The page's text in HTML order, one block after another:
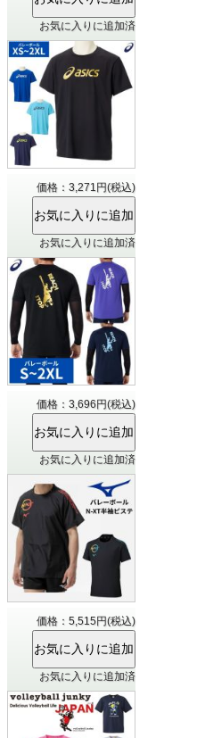
お気に入りに追加済
価格：3,271円(税込)
お気に入りに追加済
価格：3,696円(税込)
お気に入りに追加済
価格：5,515円(税込)
お気に入りに追加済